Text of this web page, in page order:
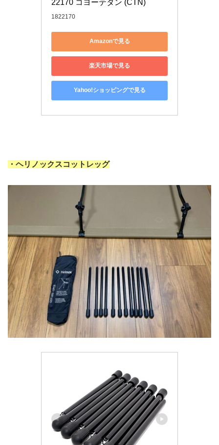
22170 コヨーテタン (CTN)
1822170
Amazonで見る
楽天市場で見る
Yahoo!ショッピングで見る
・ヘリノックスコットレッグ